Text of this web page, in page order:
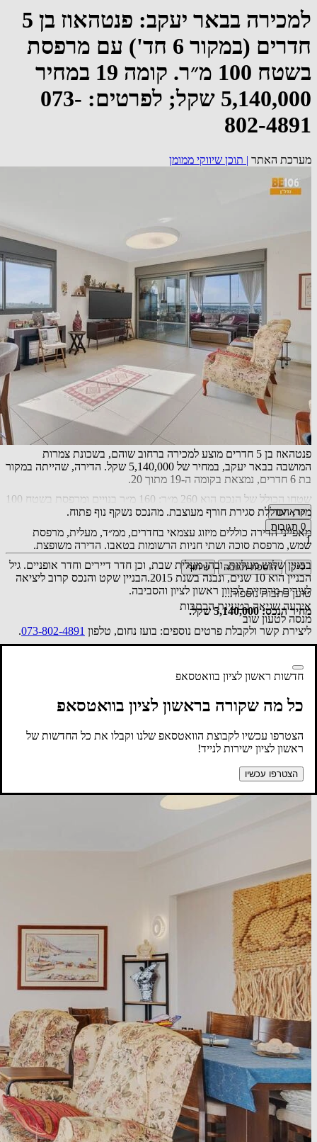
למכירה בבאר יעקב: פנטהאוז בן 5
חדרים (במקור 6 חד') עם מרפסת
בשטח 100 מ״ר. קומה 19 במחיר
5,140,000 שקל; לפרטים: 073-
802-4891
מערכת האתר | תוכן שיווקי ממומן
פנטהאוז בן 5 חדרים מוצע למכירה ברחוב שוהם, בשכונת צמרות
המושבה בבאר יעקב, במחיר של 5,140,000 שקל. הדירה, שהייתה במקור
בת 6 חדרים, נמצאת בקומה ה-19 מתוך 20.
שטחו הכולל של הנכס הוא 260 מ״ר: 160 מ״ר בנויים ומרפסת בשטח 100
מ״ר, הכוללת סגירת חורף מעוצבת. מהנכס נשקף נוף פתוח.
מאפייני הדירה כוללים מיזוג עצמאי בחדרים, ממ״ד, מעלית, מרפסת
שמש, מרפסת סוכה ושתי חניות הרשומות בטאבו. הדירה משופצת.
בבניין שלוש מעליות, ובהן מעלית שבת, וכן חדר דיירים וחדר אופניים. גיל
הבניין הוא 10 שנים, ונבנה בשנת 2015.הבניין שקט והנכס קרוב ליציאה
לצירים מרכזיים לכיוון ראשון לציון והסביבה.
מחיר הנכס: 5,140,000 שקל.
ליצירת קשר ולקבלת פרטים נוספים: בועז נחום, טלפון 073-802-4891
.
קרא עוד
0 תגובות
1
לייק הוספת תגובה שיתוף
טוען כתבות נוספות...
אירעה שגיאה בטעינת הכתבות
מנסה לטעון שוב
חדשות ראשון לציון בוואטסאפ
כל מה שקורה בראשון לציון בוואטסאפ
הצטרפו עכשיו לקבוצת הוואטסאפ שלנו וקבלו את כל החדשות של
ראשון לציון ישירות לנייד!
הצטרפו עכשיו